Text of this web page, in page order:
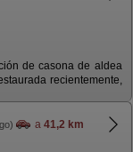
de casona de aldea
recientemente,
a 41,2 km